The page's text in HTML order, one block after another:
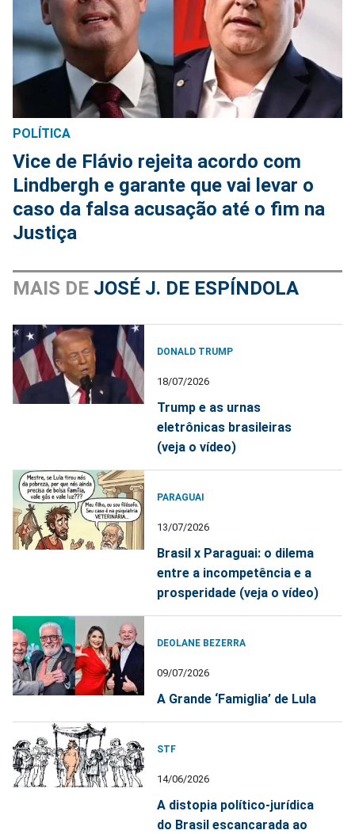
POLÍTICA
Vice de Flávio rejeita acordo com
Lindbergh e garante que vai levar o
caso da falsa acusação até o fim na
Justiça
MAIS DE JOSÉ J. DE ESPÍNDOLA
DONALD TRUMP
18/07/2026
Trump e as urnas
eletrônicas brasileiras
(veja o vídeo)
PARAGUAI
13/07/2026
Brasil x Paraguai: o dilema
entre a incompetência e a
prosperidade (veja o vídeo)
DEOLANE BEZERRA
09/07/2026
A Grande ‘Famiglia’ de Lula
STF
14/06/2026
A distopia político-jurídica
do Brasil escancarada ao